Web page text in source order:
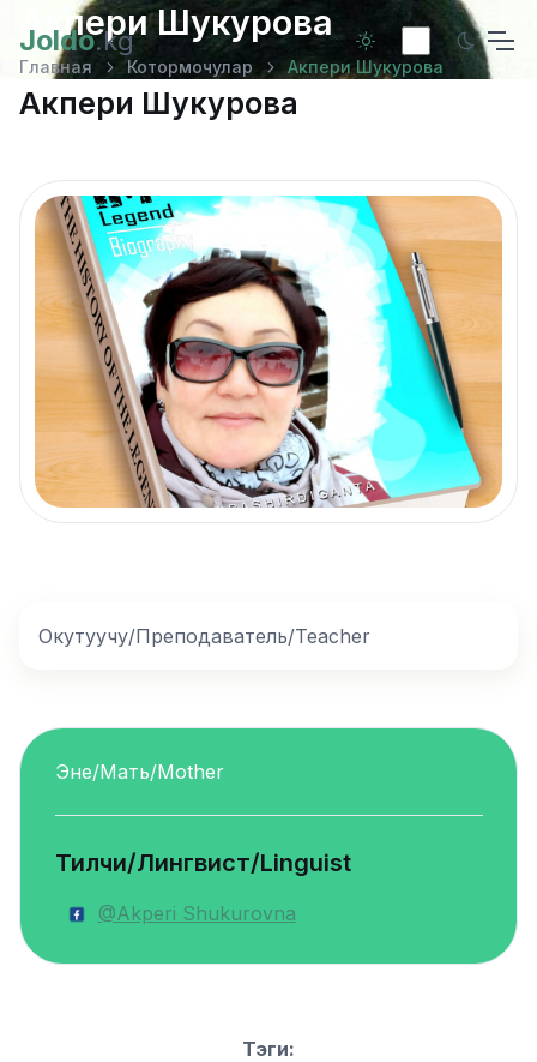
Joldo.kg
Акпери Шукурова
Главная Котормочулар Акпери Шукурова
Акпери Шукурова
Окутуучу/Преподаватель/Teacher
Эне/Мать/Mother
Тилчи/Лингвист/Linguist
@Akperi Shukurovna
Тэги: